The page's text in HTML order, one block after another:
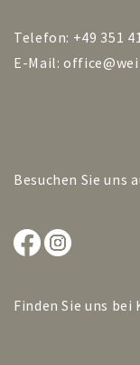
Telefon: +49 351
E-Mail:
Besuchen Sie uns
Finden Sie uns bei